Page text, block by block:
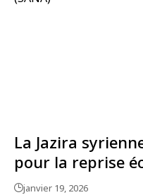
La Jazira
pour la reprise
janvier 19, 2026